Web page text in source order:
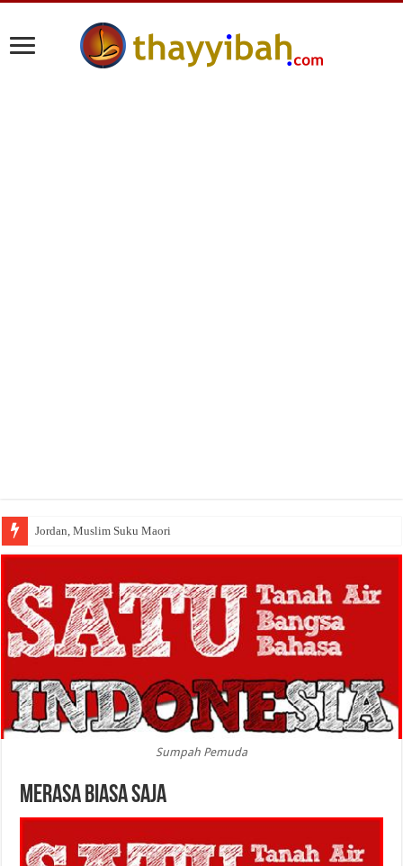
Jordan, Muslim Suku Maori
Sumpah Pemuda
Merasa Biasa Saja